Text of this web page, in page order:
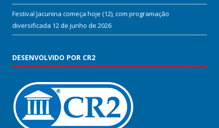
Festival Jacunina começa hoje (12), com programação
diversificada 12 de junho de 2026
DESENVOLVIDO POR CR2